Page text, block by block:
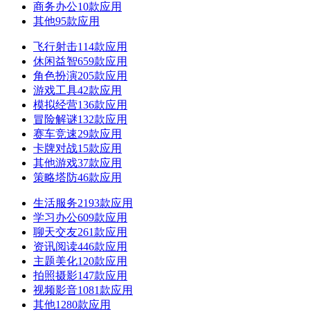
商务办公10款应用
其他95款应用
飞行射击114款应用
休闲益智659款应用
角色扮演205款应用
游戏工具42款应用
模拟经营136款应用
冒险解谜132款应用
赛车竞速29款应用
卡牌对战15款应用
其他游戏37款应用
策略塔防46款应用
生活服务2193款应用
学习办公609款应用
聊天交友261款应用
资讯阅读446款应用
主题美化120款应用
拍照摄影147款应用
视频影音1081款应用
其他1280款应用